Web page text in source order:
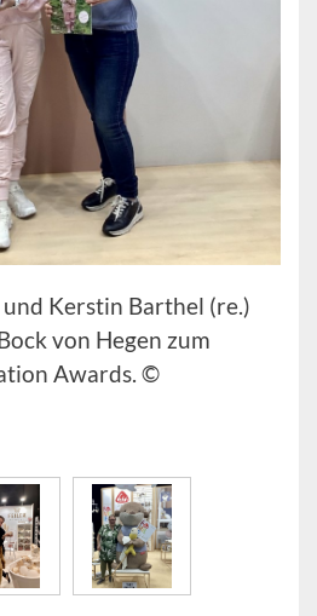
und Kerstin Barthel (re.)
von Hegen zum
Awards. ©